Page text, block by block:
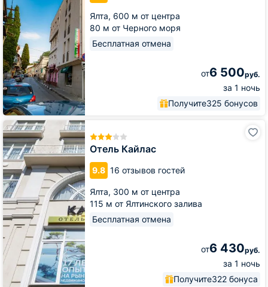
Ялта, 600 м от центра
80 м от Черного моря
Бесплатная отмена
от6 500руб.
за 1 ночь
Получите325 бонусов
Отель Кайлас
9.8 16 отзывов гостей
Ялта, 300 м от центра
115 м от Ялтинского залива
Бесплатная отмена
от6 430руб.
за 1 ночь
Получите322 бонуса
Отель
Кайлас